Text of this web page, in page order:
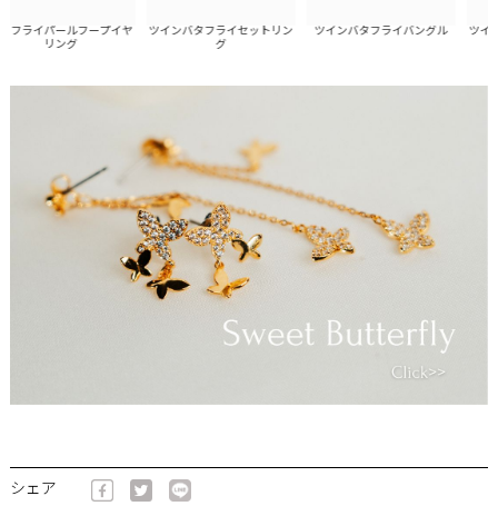
ライパールフープイヤ
リング
ツインバタフライセットリン
ツインバタフライバングル ツイン
シェア